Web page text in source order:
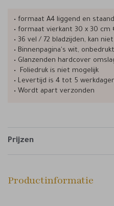
• formaat A4 liggend en
• formaat vierkant 30 x 30 cm
• 36 vel / 72 bladzijden, kan
• Binnenpagina's wit,
• Glanzenden hardcover
• Foliedruk is niet mogelijk
• Levertijd is 4 tot 5
• Wordt apart verzonden
Prijzen
Productinformatie